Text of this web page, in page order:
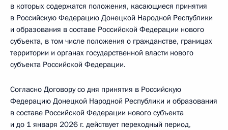
в которых содержатся положения, касающиеся принятия
в Российскую Федерацию Донецкой Народной Республики
и образования в составе Российской Федерации нового
субъекта, в том числе положения о гражданстве, границах
территории и органах государственной власти нового
субъекта Российской Федерации.
Согласно Договору со дня принятия в Российскую
Федерацию Донецкой Народной Республики и образования
в составе Российской Федерации нового субъекта
и до 1 января 2026 г. действует переходный период,